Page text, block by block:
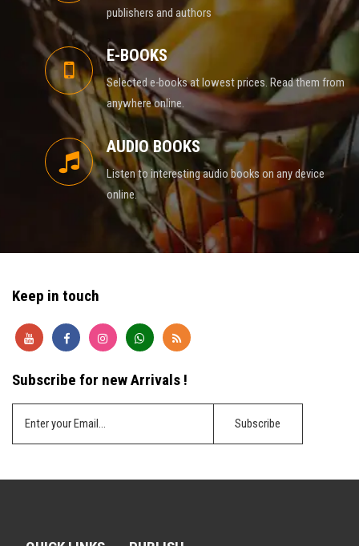
publishers and authors
E-BOOKS
Selected e-books at lowest prices. Read them from
anywhere online.
AUDIO BOOKS
Listen to interesting audio books on any device
online.
Keep in touch
Subscribe for new Arrivals !